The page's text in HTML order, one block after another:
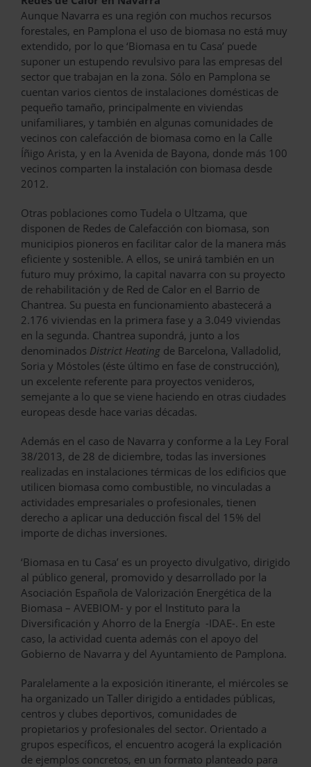
Aunque Navarra es una región con muchos recursos
forestales, en Pamplona el uso de biomasa no está muy
extendido, por lo que ‘Biomasa en tu Casa’ puede
suponer un estupendo revulsivo para las empresas del
sector que trabajan en la zona. Sólo en Pamplona se
cuentan varios cientos de instalaciones domésticas de
pequeño tamaño, principalmente en viviendas
unifamiliares, y también en algunas comunidades de
vecinos con calefacción de biomasa como en la Calle
Íñigo Arista, y en la Avenida de Bayona, donde más 100
vecinos comparten la instalación con biomasa desde
2012.
Otras poblaciones como Tudela o Ultzama, que
disponen de Redes de Calefacción con biomasa, son
municipios pioneros en facilitar calor de la manera más
eficiente y sostenible. A ellos, se unirá también en un
futuro muy próximo, la capital navarra con su proyecto
de rehabilitación y de Red de Calor en el Barrio de
Chantrea. Su puesta en funcionamiento abastecerá a
2.176 viviendas en la primera fase y a 3.049 viviendas
en la segunda. Chantrea supondrá, junto a los
denominados District Heating de Barcelona, Valladolid,
Soria y Móstoles (éste último en fase de construcción),
un excelente referente para proyectos venideros,
semejante a lo que se viene haciendo en otras ciudades
europeas desde hace varias décadas.
Además en el caso de Navarra y conforme a la Ley Foral
38/2013, de 28 de diciembre, todas las inversiones
realizadas en instalaciones térmicas de los edificios que
utilicen biomasa como combustible, no vinculadas a
actividades empresariales o profesionales, tienen
derecho a aplicar una deducción fiscal del 15% del
importe de dichas inversiones.
‘Biomasa en tu Casa’ es un proyecto divulgativo, dirigido
al público general, promovido y desarrollado por la
Asociación Española de Valorización Energética de la
Biomasa – AVEBIOM- y por el Instituto para la
Diversificación y Ahorro de la Energía -IDAE-. En este
caso, la actividad cuenta además con el apoyo del
Gobierno de Navarra y del Ayuntamiento de Pamplona.
Paralelamente a la exposición itinerante, el miércoles se
ha organizado un Taller dirigido a entidades públicas,
centros y clubes deportivos, comunidades de
propietarios y profesionales del sector. Orientado a
grupos específicos, el encuentro acogerá la explicación
de ejemplos concretos, en un formato planteado para